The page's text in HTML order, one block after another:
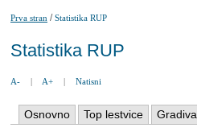
Prva stran /Statistika RUP
Statistika RUP
A- | A+ | Natisni
Osnovno Top lestvice Gradiva